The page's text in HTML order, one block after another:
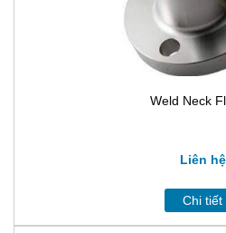
Weld Neck
Liên hệ
Chi tiết